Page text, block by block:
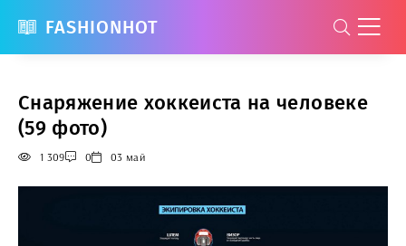
FASHIONHOT
Снаряжение хоккеиста на человеке
(59 фото)
1 309 0 03 май